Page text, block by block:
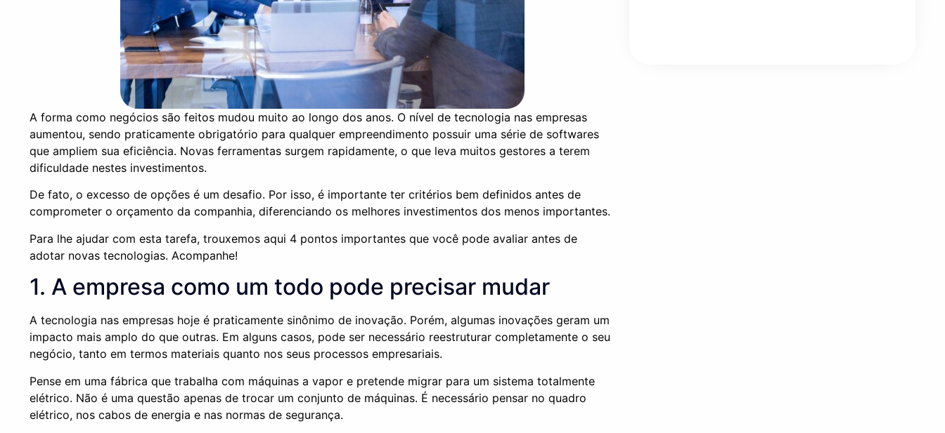
A forma como negócios são feitos mudou muito ao longo dos anos. O nível de tecnologia nas empresas
aumentou, sendo praticamente obrigatório para qualquer empreendimento possuir uma série de softwares
que ampliem sua eficiência. Novas ferramentas surgem rapidamente, o que leva muitos gestores a terem
dificuldade nestes investimentos.
De fato, o excesso de opções é um desafio. Por isso, é importante ter critérios bem definidos antes de
comprometer o orçamento da companhia, diferenciando os melhores investimentos dos menos importantes.
Para lhe ajudar com esta tarefa, trouxemos aqui 4 pontos importantes que você pode avaliar antes de
adotar novas tecnologias. Acompanhe!
1. A empresa como um todo pode precisar mudar
A tecnologia nas empresas hoje é praticamente sinônimo de inovação. Porém, algumas inovações geram um
impacto mais amplo do que outras. Em alguns casos, pode ser necessário reestruturar completamente o seu
negócio, tanto em termos materiais quanto nos seus processos empresariais.
Pense em uma fábrica que trabalha com máquinas a vapor e pretende migrar para um sistema totalmente
elétrico. Não é uma questão apenas de trocar um conjunto de máquinas. É necessário pensar no quadro
elétrico, nos cabos de energia e nas normas de segurança.